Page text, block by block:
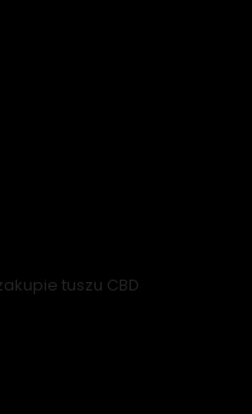
tuszu CBD